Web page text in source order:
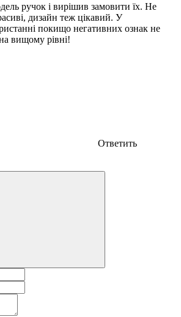
ручок і вирішив замовити їх. Не
дизайн теж цікавий. У
покищо негативних ознак не
вищому рівні!
Ответить